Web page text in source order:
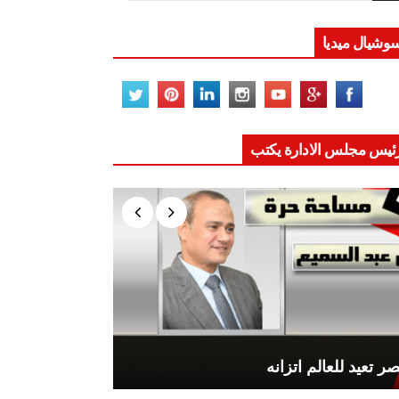
ميديا
مجلس الادارة يكتب
تعيد للعالم اتزانه